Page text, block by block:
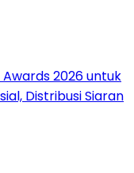
2026 untuk
Distribusi Siaran